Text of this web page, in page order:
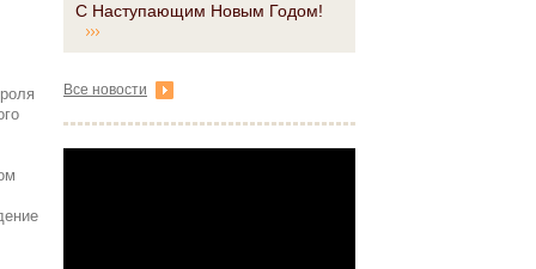
С Наступающим Новым Годом!
Все новости